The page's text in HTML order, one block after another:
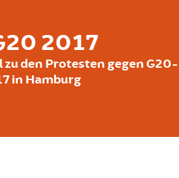
2017
den Protesten gegen G20-
in Hamburg